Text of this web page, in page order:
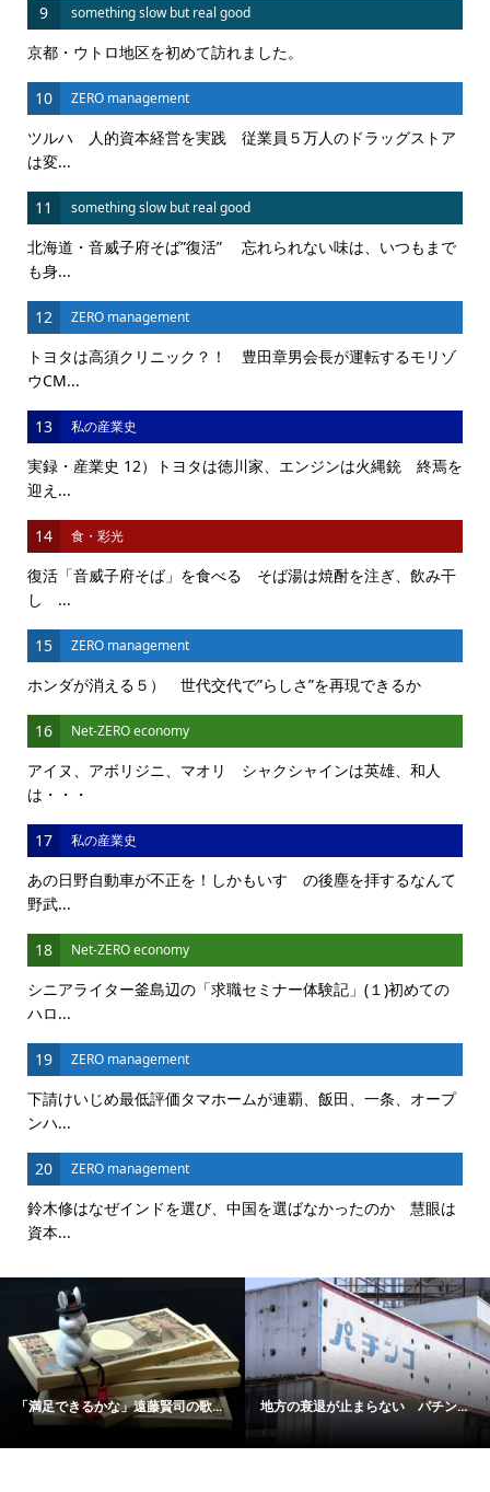
9 something slow but real good
京都・ウトロ地区を初めて訪れました。
10 ZERO management
ツルハ 人的資本経営を実践 従業員５万人のドラッグストア
は変...
11 something slow but real good
北海道・音威子府そば”復活” 忘れられない味は、いつもまで
も身...
12 ZERO management
トヨタは高須クリニック？！ 豊田章男会長が運転するモリゾ
ウCM...
13 私の産業史
実録・産業史 12）トヨタは徳川家、エンジンは火縄銃 終焉を
迎え...
14 食・彩光
復活「音威子府そば」を食べる そば湯は焼酎を注ぎ、飲み干
し ...
15 ZERO management
ホンダが消える５） 世代交代で”らしさ”を再現できるか
16 Net-ZERO economy
アイヌ、アボリジニ、マオリ シャクシャインは英雄、和人
は・・・
17 私の産業史
あの日野自動車が不正を！しかもいすゞの後塵を拝するなんて
野武...
18 Net-ZERO economy
シニアライター釜島辺の「求職セミナー体験記」(１)初めての
ハロ...
19 ZERO management
下請けいじめ最低評価タマホームが連覇、飯田、一条、オープ
ンハ...
20 ZERO management
鈴木修はなぜインドを選び、中国を選ばなかったのか 慧眼は
資本...
「満足できるかな」遠藤賢司の歌... 地方の衰退が止まらない パチン...